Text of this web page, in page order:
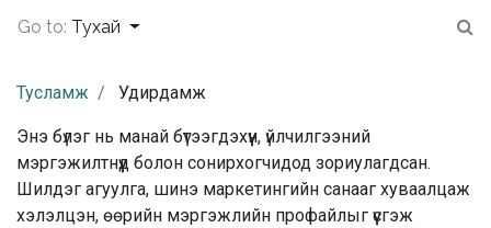
Go to: Тухай
Тусламж Удирдамж
Энэ бүлэг нь манай бүтээгдэхүүн, үйлчилгээний
мэргэжилтнүүд болон сонирхогчидод зориулагдсан.
Шилдэг агуулга, шинэ маркетингийн санааг хуваалцаж
хэлэлцэн, өөрийн мэргэжлийн профайлыг үүсгэж